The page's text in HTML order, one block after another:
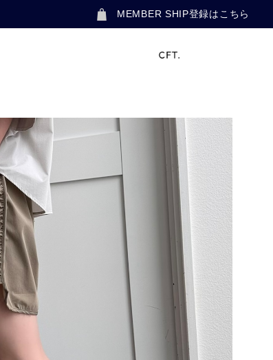
MEMBER SHIP登録はこちら